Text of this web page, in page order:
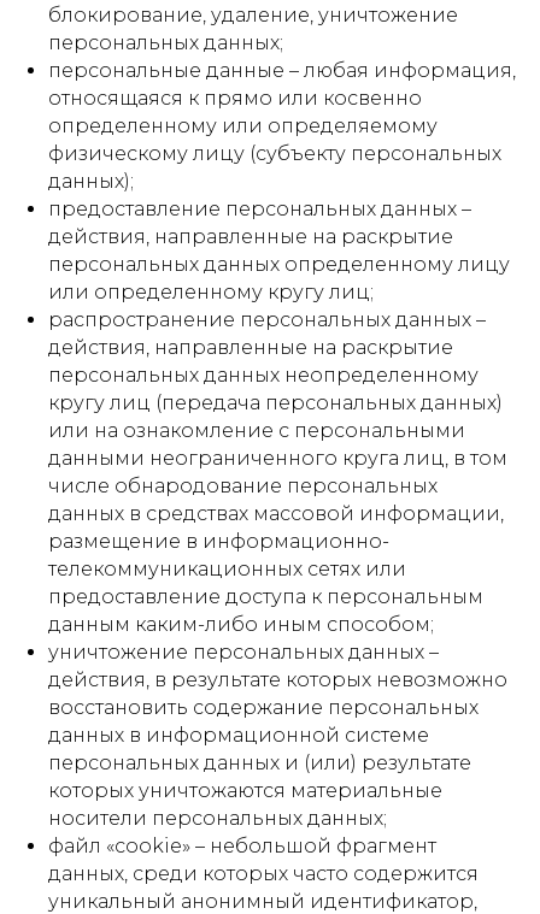
блокирование, удаление, уничтожение
персональных данных;
персональные данные – любая информация,
относящаяся к прямо или косвенно
определенному или определяемому
физическому лицу (субъекту персональных
данных);
предоставление персональных данных –
действия, направленные на раскрытие
персональных данных определенному лицу
или определенному кругу лиц;
распространение персональных данных –
действия, направленные на раскрытие
персональных данных неопределенному
кругу лиц (передача персональных данных)
или на ознакомление с персональными
данными неограниченного круга лиц, в том
числе обнародование персональных
данных в средствах массовой информации,
размещение в информационно-
телекоммуникационных сетях или
предоставление доступа к персональным
данным каким-либо иным способом;
уничтожение персональных данных –
действия, в результате которых невозможно
восстановить содержание персональных
данных в информационной системе
персональных данных и (или) результате
которых уничтожаются материальные
носители персональных данных;
файл «cookie» – небольшой фрагмент
данных, среди которых часто содержится
уникальный анонимный идентификатор,